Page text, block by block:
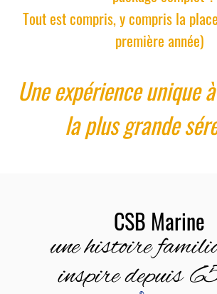
Tout est compris, y compris la
première année)
Une expérience unique
la plus grande
CSB Marine
une histoire
inspire depuis